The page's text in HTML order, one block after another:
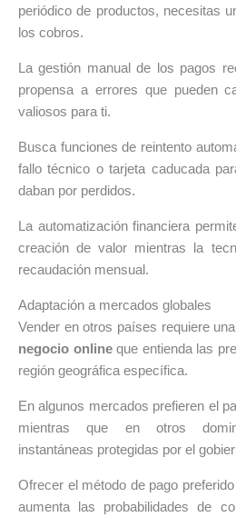
periódico de productos, necesitas
los cobros.
La gestión manual de los pagos
propensa a errores que pueden
valiosos para ti.
Busca funciones de reintento
fallo técnico o tarjeta caducada
daban por perdidos.
La automatización financiera
creación de valor mientras la
recaudación mensual.
Adaptación a mercados globales
Vender en otros países requiere una
negocio onlineque entienda las
región geográfica específica.
En algunos mercados prefieren el
mientras que en otros
instantáneas protegidas por el
Ofrecer el método de pago
aumenta las probabilidades de